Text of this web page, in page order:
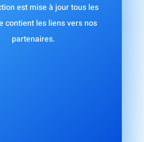
est mise à jour tous les
contient les liens vers nos
partenaires.